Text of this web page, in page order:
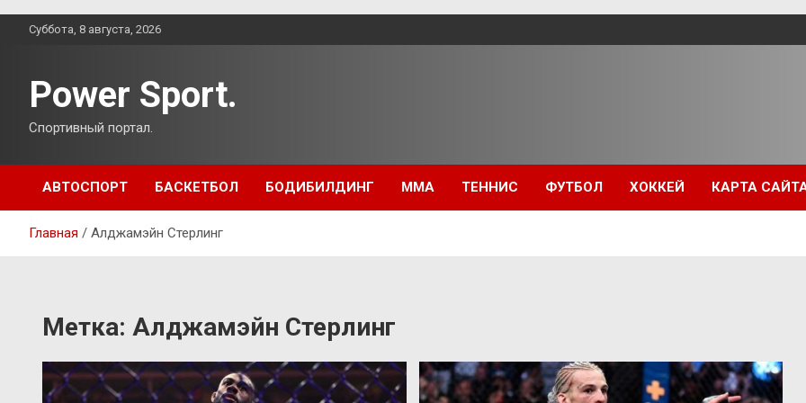
ПерейтиСуббота, 8 августа, 2026
Power Sport.
Спортивный портал.
АВТОСПОРТ БАСКЕТБОЛ БОДИБИЛДИНГ ММА ТЕННИС ФУТБОЛ ХОККЕЙ КАРТА
Главная Алджамэйн Стерлинг
Метка: Алджамэйн Стерлинг